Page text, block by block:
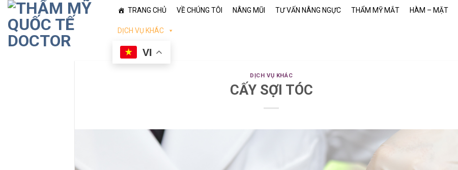
Skip
content
TRANG CHỦ VỀ CHÚNG TÔI NÂNG MŨI TƯ VẤN NÂNG NGỰC THẨM MỸ MẮT HÀM – MẶT
DỊCH VỤ KHÁC
VI
DỊCH VỤ KHÁC
CẤY SỢI TÓC